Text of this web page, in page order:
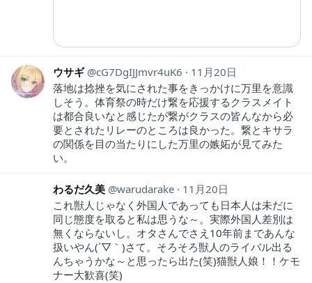
ウサギ cG7DgIJJmvr4uK6
11月20日
落地は捻挫を気にされた事をきっかけに万里を意識
しそう。体育祭の時だけ繋を応援するクラスメイト
は都合良いなと感じたが繋がクラスの皆んなから必
要とされたリレーのところは良かった。繋とキサラ
の関係を目の当たりにした万里の嫉妬が見てみた
い。
わるだ久美 warudarake
11月20日
これ獣人じゃなく外国人であっても日本人は未だに
同じ態度を取ると私は思うな～。実際外国人差別は
無くならないし。オタさんでさえ10年前まであんな
扱いやん(´▽｀)さて。そろそろ獣人のライバル出る
んちゃうかな～と思ったら出た(笑)猫獣人娘！！ケモ
ナー大歓喜(笑)